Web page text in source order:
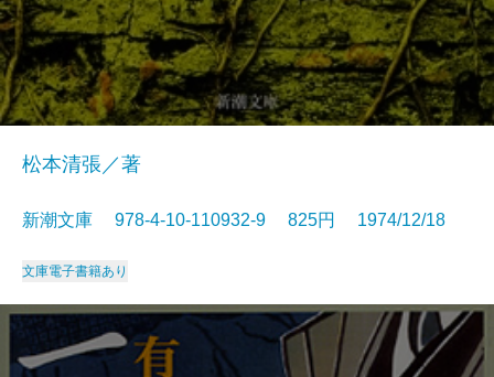
松本清張／著
新潮文庫 978-4-10-110932-9 825円 1974/12/18
文庫電子書籍あり